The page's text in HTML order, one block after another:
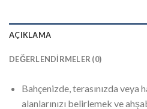
AÇIKLAMA
DEĞERLENDIRMELER (0)
Bahçenizde, terasınızda veya
alanlarınızı belirlemek ve